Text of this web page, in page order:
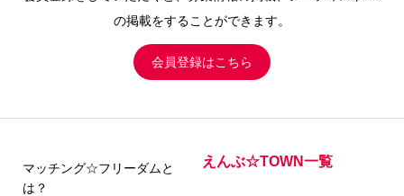
の掲載をすることができます。
会員登録はこちら
マッチング☆フリーダムと
は？
えんぶ☆TOWN一覧